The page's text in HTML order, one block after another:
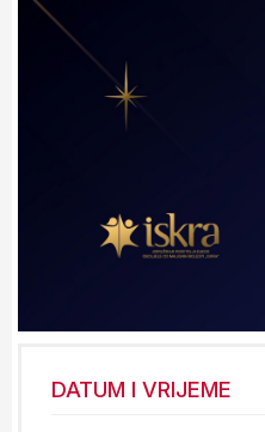
DATUM I VRIJEME